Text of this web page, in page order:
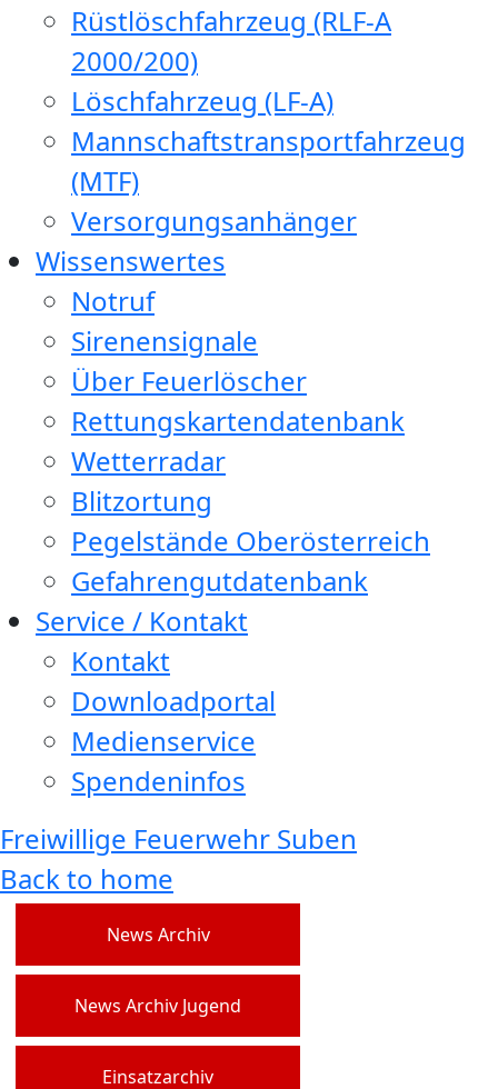
Rüstlöschfahrzeug (RLF-A
2000/200)
Löschfahrzeug (LF-A)
Mannschaftstransportfahrzeug
(MTF)
Versorgungsanhänger
Wissenswertes
Notruf
Sirenensignale
Über Feuerlöscher
Rettungskartendatenbank
Wetterradar
Blitzortung
Pegelstände Oberösterreich
Gefahrengutdatenbank
Service / Kontakt
Kontakt
Downloadportal
Medienservice
Spendeninfos
Freiwillige Feuerwehr Suben
Back to home
News Archiv
News Archiv Jugend
Einsatzarchiv